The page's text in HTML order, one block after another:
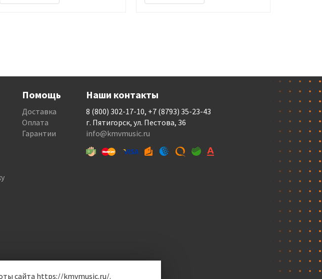
Помощь
Доставка
Оплата
Гарантии
Наши контакты
8 (800) 302-17-10, +7 (8793) 35-23-43
г. Пятигорск, ул. Пестова, 36
info@kmvmusic.ru
сайта https://kmvmusic.ru/.